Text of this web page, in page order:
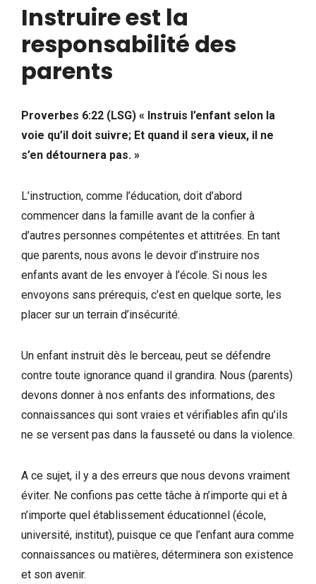
Instruire est la
responsabilité des
parents
Proverbes 6:22 (LSG) « Instruis l’enfant selon la
voie qu’il doit suivre; Et quand il sera vieux, il ne
s’en détournera pas. »
L’instruction, comme l’éducation, doit d’abord
commencer dans la famille avant de la confier à
d’autres personnes compétentes et attitrées. En tant
que parents, nous avons le devoir d’instruire nos
enfants avant de les envoyer à l’école. Si nous les
envoyons sans prérequis, c’est en quelque sorte, les
placer sur un terrain d’insécurité.
Un enfant instruit dès le berceau, peut se défendre
contre toute ignorance quand il grandira. Nous (parents)
devons donner à nos enfants des informations, des
connaissances qui sont vraies et vérifiables afin qu’ils
ne se versent pas dans la fausseté ou dans la violence.
A ce sujet, il y a des erreurs que nous devons vraiment
éviter. Ne confions pas cette tâche à n’importe qui et à
n’importe quel établissement éducationnel (école,
université, institut), puisque ce que l’enfant aura comme
connaissances ou matières, déterminera son existence
et son avenir.